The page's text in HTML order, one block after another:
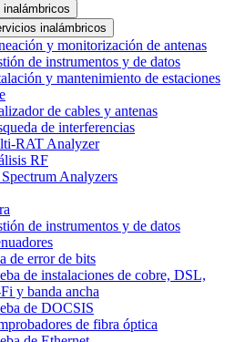
inalámbricos
y monitorización de antenas
de instrumentos y de datos
y mantenimiento de estaciones
de cables y antenas
de interferencias
RAT Analyzer
RF
Analyzers
de instrumentos y de datos
de error de bits
de instalaciones de cobre, DSL,
y banda ancha
de DOCSIS
de fibra óptica